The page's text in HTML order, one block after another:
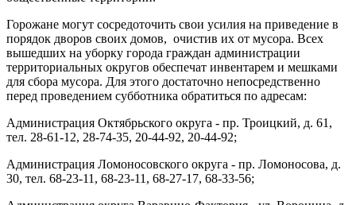
Горожане могут сосредоточить свои усилия на приведение в
порядок дворов своих домов, очистив их от мусора. Всех
вышедших на уборку города граждан администрации
территориальных округов обеспечат инвентарем и мешками
для сбора мусора. Для этого достаточно непосредственно
перед проведением субботника обратиться по адресам:
Администрация Октябрьского округа - пр. Троицкий, д. 61,
тел. 28-61-12, 28-74-35, 20-44-92, 20-44-92;
Администрация Ломоносовского округа - пр. Ломоносова, д.
30, тел. 68-23-11, 68-23-11, 68-27-17, 68-33-56;